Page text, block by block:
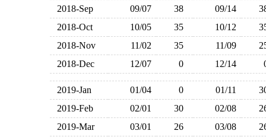
2018-Sep
09/07 38 09/14
2018-Oct
10/05 35 10/12
2018-Nov
11/02 35 11/09
2018-Dec
12/07 0 12/14
2019-Jan 01/04 0 01/11
2019-Feb
02/01 30 02/08
2019-Mar
03/01 26 03/08